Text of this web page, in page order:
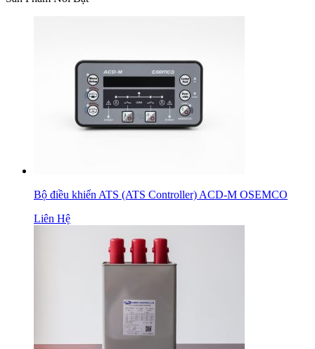
Bộ điều khiển ATS (ATS Controller) ACD-M OSEMCO
Liên Hệ